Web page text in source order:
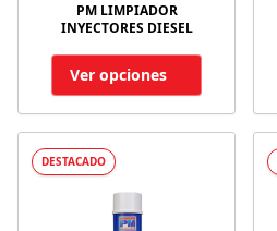
PM LIMPIADOR
INYECTORES DIESEL
Ver opciones
DESTACADO